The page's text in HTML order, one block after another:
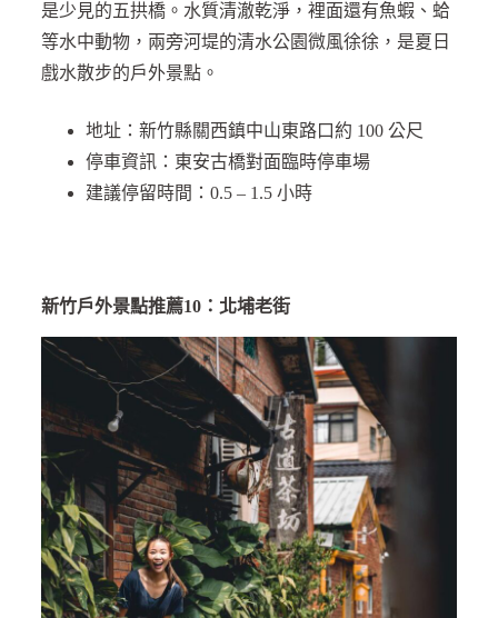
是少見的五拱橋。水質清澈乾淨，裡面還有魚蝦、蛤
等水中動物，兩旁河堤的清水公園微風徐徐，是夏日
戲水散步的戶外景點。
地址：新竹縣關西鎮中山東路口約 100 公尺
停車資訊：東安古橋對面臨時停車場
建議停留時間：0.5 – 1.5 小時
新竹戶外景點推薦10：北埔老街